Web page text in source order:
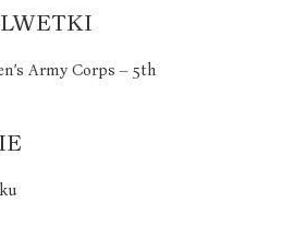
Army Corps – 5th